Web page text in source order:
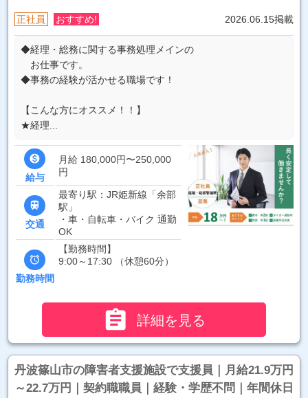
正社員 おすすめ! 2026.06.15掲載
◆経理・総務に関する事務処理メインの
お仕事です。
◆事務の経験が活かせる職場です！
【こんな方にオススメ！！】
★経理...

給与
月給 180,000円〜250,000
円

交通
最寄り駅：JR姫新線「余部
駅」
・車・自転車・バイク 通勤
OK

勤務時間
【勤務時間】
9:00～17:30 （休憩60分）
 詳細を見る
丹波篠山市の障害者支援施設で支援員｜月給21.9万円
～22.7万円｜契約職職員｜経験・学歴不問｜年間休日